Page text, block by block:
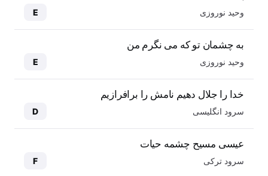
وحید نوروزی E
به چشمان تو که می نگرم من
وحید نوروزی E
خدا را جلال دهیم نامش را برافرازیم
سرود انگلیسی D
عیسی مسیح چشمه حیات
سرود ترکی F